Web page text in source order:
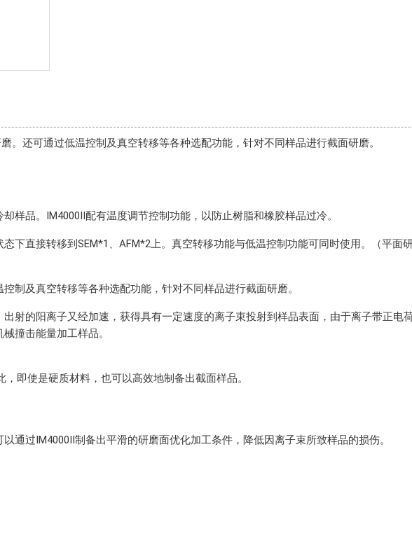
。还可通过低温控制及真空转移等各种选配功能，针对不同样品进行截面研磨。
样品。IM4000Ⅱ配有温度调节控制功能，以防止树脂和橡胶样品过冷。
下直接转移到SEM*1、AFM*2上。真空转移功能与低温控制功能可同时使用。（平面
制及真空转移等各种选配功能，针对不同样品进行截面研磨。
射的阳离子又经加速，获得具有一定速度的离子束投射到样品表面，由于离子带正电
撞击能量加工样品。
即使是硬质材料，也可以高效地制备出截面样品。
通过IM4000Ⅱ制备出平滑的研磨面优化加工条件，降低因离子束所致样品的损伤。